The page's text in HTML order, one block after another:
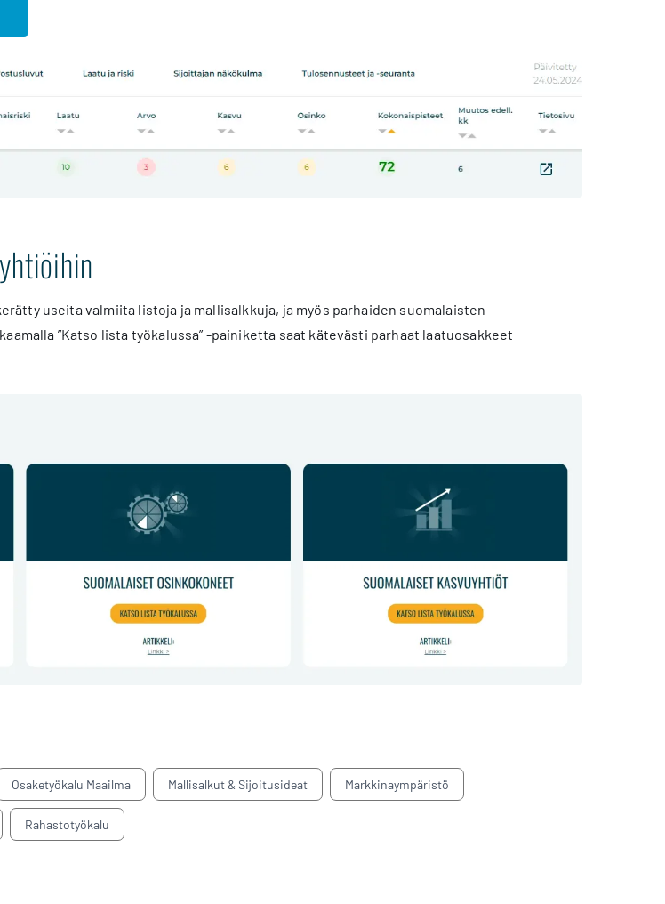
useita valmiita listoja ja mallisalkkuja, ja myös parhaiden suomalaisten
”Katso lista työkalussa” -painiketta saat kätevästi parhaat laatuosakkeet
Osaketyökalu Maailma Mallisalkut & Sijoitusideat Markkinaympäristö
Rahastotyökalu